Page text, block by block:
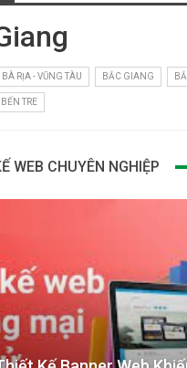
BÀ RỊA - VŨNG TÀU BẮC GIANG
BẾN TRE
WEB CHUYÊN NGHIỆP